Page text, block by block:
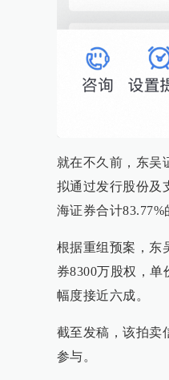
就在不久前，东吴
拟通过发行股份及
海证券合计83.77%
根据重组预案，东
券8300万股权，单
幅度接近六成。
截至发稿，该拍卖
参与。